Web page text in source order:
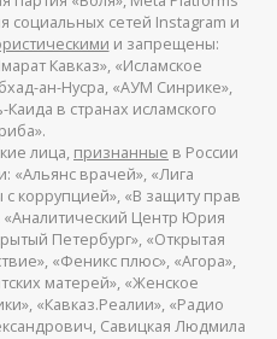
социальных сетей Instagram и
и запрещены:
Кавказ», «Исламское
ан-Нусра, «АУМ Синрике»,
в странах исламского
лица, признанные в России
«Альянс врачей», «Лига
коррупцией», «В защиту прав
Центр Юрия
Петербург», «Открытая
«Феникс плюс», «Агора»,
матерей», «Женское
«Кавказ.Реалии», «Радио
Савицкая Людмила